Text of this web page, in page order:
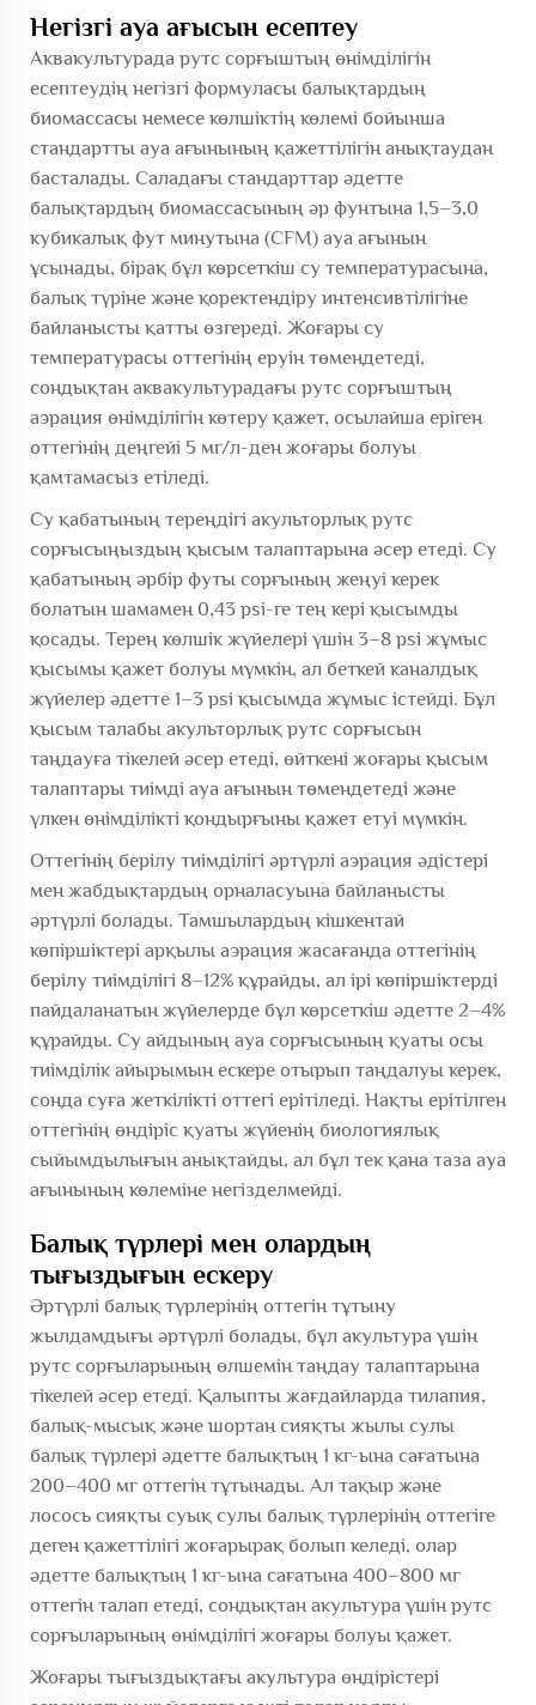
Негізгі ауа ағысын есептеу
Аквакультурада рутс сорғыштың өнімділігін
есептеудің негізгі формуласы балықтардың
биомассасы немесе көлшіктің көлемі бойынша
стандартты ауа ағынының қажеттілігін анықтаудан
басталады. Саладағы стандарттар әдетте
балықтардың биомассасының әр фунтына 1,5–3,0
кубикалық фут минутына (CFM) ауа ағынын
ұсынады, бірақ бұл көрсеткіш су температурасына,
балық түріне және қоректендіру интенсивтілігіне
байланысты қатты өзгереді. Жоғары су
температурасы оттегінің еруін төмендетеді,
сондықтан аквакультурадағы рутс сорғыштың
аэрация өнімділігін көтеру қажет, осылайша еріген
оттегінің деңгейі 5 мг/л-ден жоғары болуы
қамтамасыз етіледі.
Су қабатының тереңдігі акульторлық рутс
сорғысыңыздың қысым талаптарына әсер етеді. Су
қабатының әрбір футы сорғының жеңуі керек
болатын шамамен 0,43 psi-ге тең кері қысымды
қосады. Терең көлшік жүйелері үшін 3–8 psi жұмыс
қысымы қажет болуы мүмкін, ал беткей каналдық
жүйелер әдетте 1–3 psi қысымда жұмыс істейді. Бұл
қысым талабы акульторлық рутс сорғысын
таңдауға тікелей әсер етеді, өйткені жоғары қысым
талаптары тиімді ауа ағынын төмендетеді және
үлкен өнімділікті қондырғыны қажет етуі мүмкін.
Оттегінің берілу тиімділігі әртүрлі аэрация әдістері
мен жабдықтардың орналасуына байланысты
әртүрлі болады. Тамшылардың кішкентай
көпіршіктері арқылы аэрация жасағанда оттегінің
берілу тиімділігі 8–12% құрайды, ал ірі көпіршіктерді
пайдаланатын жүйелерде бұл көрсеткіш әдетте 2–4%
құрайды. Су айдының ауа сорғысының қуаты осы
тиімділік айырымын ескере отырып таңдалуы керек,
сонда суға жеткілікті оттегі ерітіледі. Нақты ерітілген
оттегінің өндіріс қуаты жүйенің биологиялық
сыйымдылығын анықтайды, ал бұл тек қана таза ауа
ағынының көлеміне негізделмейді.
Балық түрлері мен олардың
тығыздығын ескеру
Әртүрлі балық түрлерінің оттегін тұтыну
жылдамдығы әртүрлі болады, бұл акультура үшін
рутс сорғыларының өлшемін таңдау талаптарына
тікелей әсер етеді. Қалыпты жағдайларда тилапия,
балық-мысық және шортан сияқты жылы сулы
балық түрлері әдетте балықтың 1 кг-ына сағатына
200–400 мг оттегін тұтынады. Ал тақыр және
лосось сияқты суық сулы балық түрлерінің оттегіге
деген қажеттілігі жоғарырақ болып келеді, олар
әдетте балықтың 1 кг-ына сағатына 400–800 мг
оттегін талап етеді, сондықтан акультура үшін рутс
сорғыларының өнімділігі жоғары болуы қажет.
Жоғары тығыздықтағы акультура өндірістері